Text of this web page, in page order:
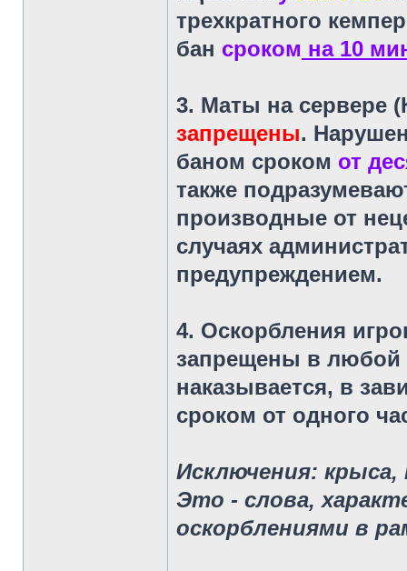
трехкратного
бан сроком на 10
3. Маты на сервере
запрещены.
баном сроком от
также
производные от
случаях
предупреждением.
4. Оскорбления
запрещены в любой
наказывается, в
сроком от одного
Исключения:
Это - слова,
оскорблениями в